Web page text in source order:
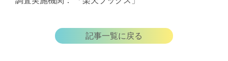
記事一覧に戻る